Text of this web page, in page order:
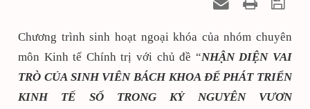
Chương trình sinh hoạt ngoại khóa của nhóm chuyên
môn Kinh tế Chính trị với chủ đề “NHẬN DIỆN VAI
TRÒ CỦA SINH VIÊN BÁCH KHOA ĐỂ PHÁT TRIỂN
KINH TẾ SỐ TRONG KỶ NGUYÊN VƯƠN